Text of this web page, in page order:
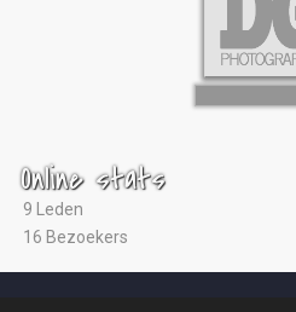
Online stats
9 Leden
16 Bezoekers